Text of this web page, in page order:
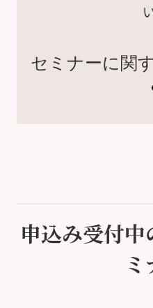
セミナーに関
申込み受付